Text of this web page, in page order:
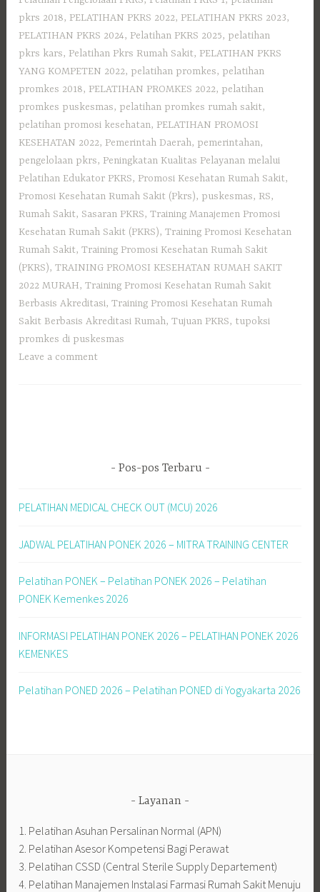
pkrs 2018, PELATIHAN PKRS 2022, PELATIHAN PKRS 2023,
PELATIHAN PKRS 2024, Pelatihan PKRS 2025, pelatihan
pkrs kars, Pelatihan Pkrs Rumah Sakit, PELATIHAN PKRS
YANG KOMPETEN 2022, pelatihan promkes, pelatihan
promkes 2018, PELATIHAN PROMKES 2022, pelatihan
promkes puskesmas, pelatihan promkes rumah sakit,
pelatihan promosi kesehatan, PELATIHAN PROMOSI
KESEHATAN 2022, Pemerintah Daerah, pemerintahan,
pengelolaan pkrs, Peningkatan Kualitas Pelayanan melalui
Pelatihan Edukator PKRS, Promosi Kesehatan Rumah Sakit,
Promosi Kesehatan Rumah Sakit (Pkrs), puskesmas, RS,
Rumah Sakit, Sasaran PKRS,Training Manajemen Promosi
Kesehatan Rumah Sakit (PKRS),Training Promosi Kesehatan
Rumah Sakit,Training Promosi Kesehatan Rumah Sakit
(PKRS),TRAINING PROMOSI KESEHATAN RUMAH SAKIT
2022 MURAH,Training Promosi Kesehatan Rumah Sakit
Berbasis Akreditasi,Training Promosi Kesehatan Rumah
Sakit Berbasis Akreditasi Rumah,Tujuan PKRS, tupoksi
promkes di puskesmas
Leave a comment
Pos-pos Terbaru
PELATIHAN MEDICAL CHECK OUT (MCU) 2026
JADWAL PELATIHAN PONEK 2026 – MITRA TRAINING CENTER
Pelatihan PONEK – Pelatihan PONEK 2026 – Pelatihan
PONEK Kemenkes 2026
INFORMASI PELATIHAN PONEK 2026 – PELATIHAN PONEK 2026
KEMENKES
Pelatihan PONED 2026 – Pelatihan PONED di Yogyakarta 2026
Layanan
1. Pelatihan Asuhan Persalinan Normal (APN)
2. Pelatihan Asesor Kompetensi Bagi Perawat
3. Pelatihan CSSD (Central Sterile Supply Departement)
4. Pelatihan Manajemen Instalasi Farmasi Rumah Sakit Menuju